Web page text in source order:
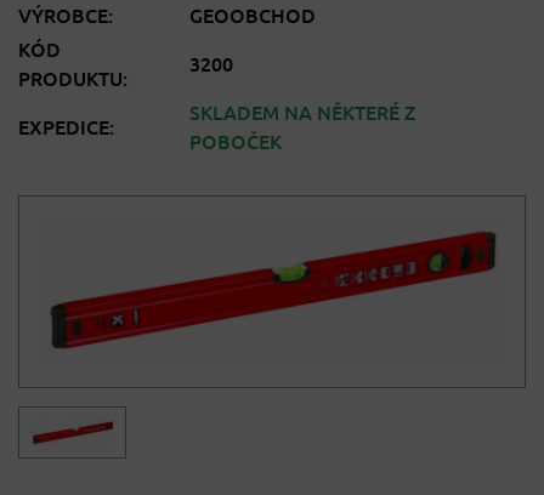
VÝROBCE:
GEOOBCHOD
KÓD
PRODUKTU:
3200
EXPEDICE:
SKLADEM NA NĚKTERÉ Z
POBOČEK